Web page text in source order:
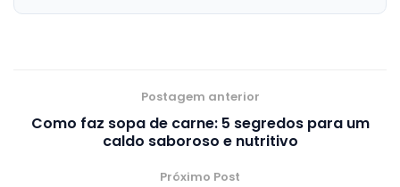
Postagem anterior
Como faz sopa de carne: 5 segredos para um
caldo saboroso e nutritivo
Próximo Post